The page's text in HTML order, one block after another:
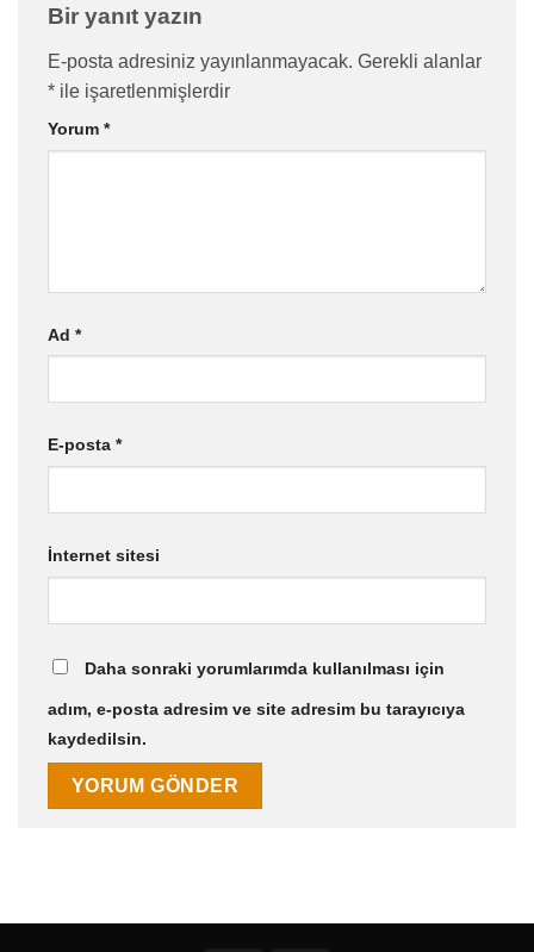
Bir yanıt yazın
E-posta adresiniz yayınlanmayacak. Gerekli alanlar
* ile işaretlenmişlerdir
Yorum *
Ad *
E-posta *
İnternet sitesi
Daha sonraki yorumlarımda kullanılması için
adım, e-posta adresim ve site adresim bu tarayıcıya
kaydedilsin.